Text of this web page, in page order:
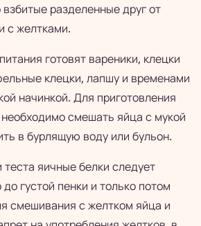
разделенные друг от
с желтками.
готовят вареники, клецки
клецки, лапшу и временами
начинкой. Для приготовления
смешать яйца с мукой
в бурлящую воду или бульон.
теста яичные белки следует
густой пенки и только потом
смешивания с желтком яйца и